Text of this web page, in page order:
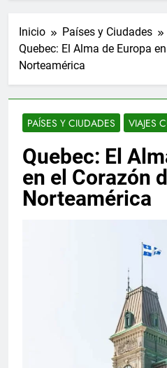
Inicio
Países y Ciudades
Quebec: El Alma de Europa
Norteamérica
PAÍSES Y CIUDADES VIAJES
Quebec: El
en el Corazón
Norteamérica